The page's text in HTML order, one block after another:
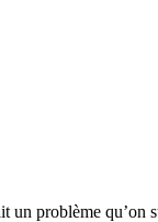
un problème